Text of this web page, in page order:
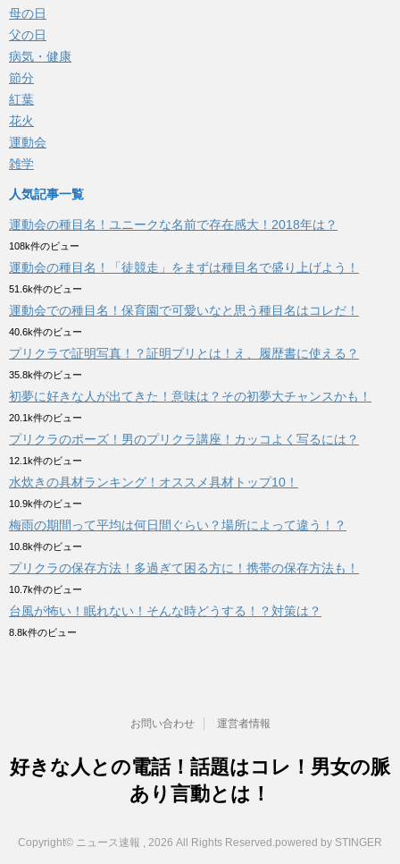
母の日
父の日
病気・健康
節分
紅葉
花火
運動会
雑学
人気記事一覧
運動会の種目名！ユニークな名前で存在感大！2018年は？
108k件のビュー
運動会の種目名！「徒競走」をまずは種目名で盛り上げよう！
51.6k件のビュー
運動会での種目名！保育園で可愛いなと思う種目名はコレだ！
40.6k件のビュー
プリクラで証明写真！？証明プリとは！え、履歴書に使える？
35.8k件のビュー
初夢に好きな人が出てきた！意味は？その初夢大チャンスかも！
20.1k件のビュー
プリクラのポーズ！男のプリクラ講座！カッコよく写るには？
12.1k件のビュー
水炊きの具材ランキング！オススメ具材トップ10！
10.9k件のビュー
梅雨の期間って平均は何日間ぐらい？場所によって違う！？
10.8k件のビュー
プリクラの保存方法！多過ぎて困る方に！携帯の保存方法も！
10.7k件のビュー
台風が怖い！眠れない！そんな時どうする！？対策は？
8.8k件のビュー
お問い合わせ 運営者情報
好きな人との電話！話題はコレ！男女の脈
あり言動とは！
Copyright© ニュース速報 , 2026 All Rights Reserved.powered by STINGER